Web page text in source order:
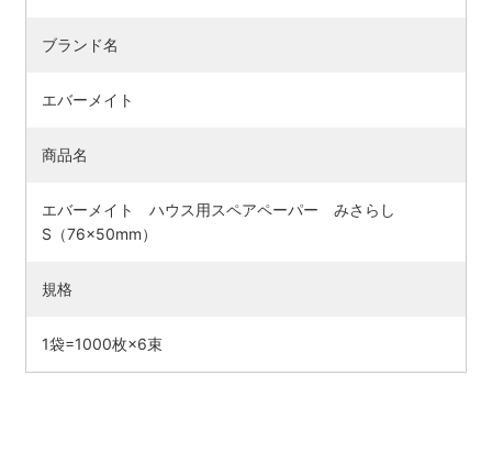
ブランド名
エバーメイト
商品名
エバーメイト ハウス用スペアペーパー みさらし
S（76×50mm）
規格
1袋=1000枚×6束